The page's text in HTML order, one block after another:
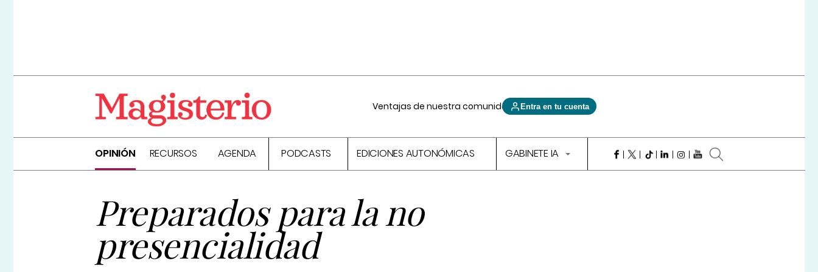
Ventajas de nuestra comunidad Entra en tu cuenta
OPINIÓN RECURSOS AGENDA PODCASTS EDICIONES AUTONÓMICAS GABINETE IA
Preparados para la no
presencialidad